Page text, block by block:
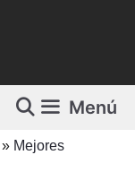
Menú
» Mejores